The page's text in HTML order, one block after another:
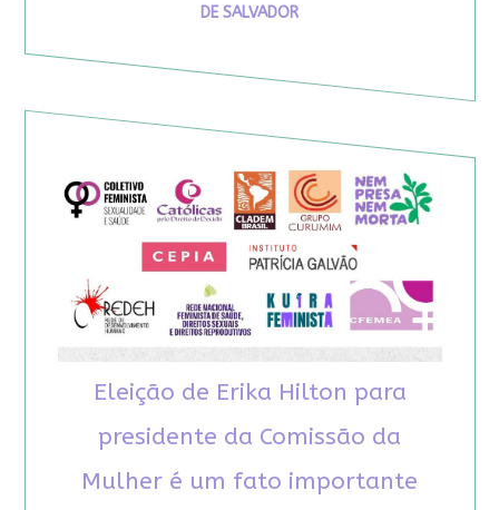
DE SALVADOR
Eleição de Erika Hilton para
presidente da Comissão da
Mulher é um fato importante